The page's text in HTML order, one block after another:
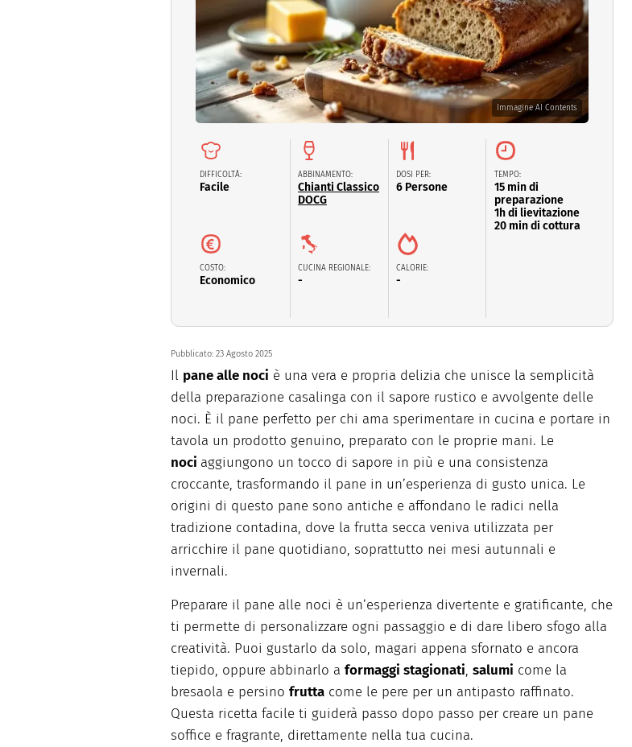
Pasqua
San Valentino
Immagine AI Contents
DIFFICOLTÀ:
Facile
ABBINAMENTO:
Chianti Classico
DOCG
COSTO:
Economico
CUCINA REGIONALE:
-
DOSI PER:
6 Persone
CALORIE:
-
TEMPO:
15 min di
preparazione
1h di lievitazione
20 min di cottura
Pubblicato: 23 Agosto 2025
Il pane alle noci è una vera e propria delizia che unisce la semplicità
della preparazione casalinga con il sapore rustico e avvolgente delle
noci. È il pane perfetto per chi ama sperimentare in cucina e portare in
tavola un prodotto genuino, preparato con le proprie mani. Le
noci aggiungono un tocco di sapore in più e una consistenza
croccante, trasformando il pane in un’esperienza di gusto unica. Le
origini di questo pane sono antiche e affondano le radici nella
tradizione contadina, dove la frutta secca veniva utilizzata per
arricchire il pane quotidiano, soprattutto nei mesi autunnali e
invernali.
Preparare il pane alle noci è un’esperienza divertente e gratificante, che
ti permette di personalizzare ogni passaggio e di dare libero sfogo alla
creatività. Puoi gustarlo da solo, magari appena sfornato e ancora
tiepido, oppure abbinarlo a formaggi stagionati, salumi come la
bresaola e persino frutta come le pere per un antipasto raffinato.
Questa ricetta facile ti guiderà passo dopo passo per creare un pane
soffice e fragrante, direttamente nella tua cucina.